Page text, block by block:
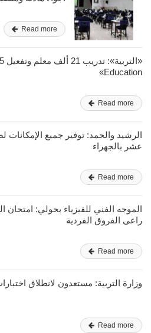
Read more
Education»
Read more
الرشيد والحمد: توفير جميع الإمكانات
عشر بالجهراء
Read more
الموجه الفني للفيزياء بحولي: امتحان
راعى الفروق الفردية
Read more
وزارة التربية: مستعدون لانطلاق اختبارات
Read more